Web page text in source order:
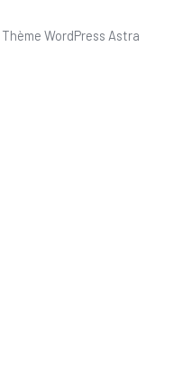
Thème WordPress Astra